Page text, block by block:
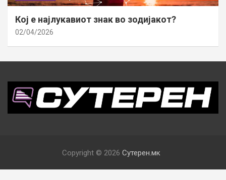
Кој е најлукавиот знак во зодијакот?
02/04/2026
Copyright © 2026 Сутерен.мк